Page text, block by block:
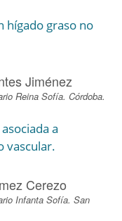
hígado graso no
Jiménez
Reina Sofía. Córdoba.
a
vascular.
Cerezo
Infanta Sofía. San